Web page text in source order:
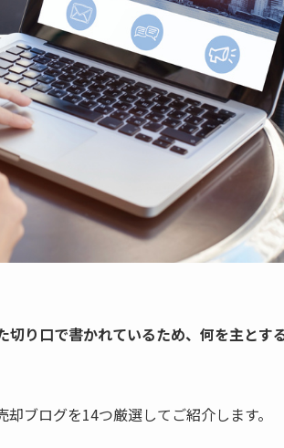
切り口で書かれているため、何を主とす
ブログを14つ厳選してご紹介します。